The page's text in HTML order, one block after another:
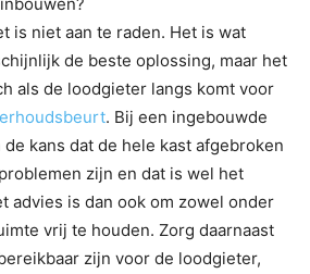
is niet aan te raden. Het is wat
de beste oplossing, maar het
als de loodgieter langs komt voor
. Bij een ingebouwde
kans dat de hele kast afgebroken
zijn en dat is wel het
advies is dan ook om zowel onder
vrij te houden. Zorg daarnaast
zijn voor de loodgieter,